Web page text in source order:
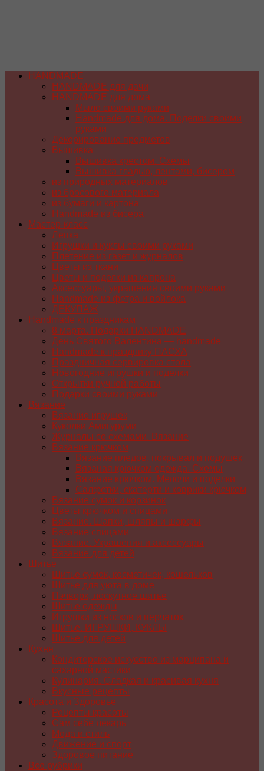
HANDMADE
HANDMADE для дачи
HANDMADE для дома
Мыло своими руками
Handmade для дома. Поделки своими
руками
Декорирование предметов
Вышивка
Вышивка крестом. Схемы
Вышивка гладью, лентами, бисером
из природных материалов
из бросового материала
из бумаги и картона
Handmade из бисера
Мастер-класс
Лепка
Игрушки и куклы своими руками
Плетение из газет и журналов
Цветы из ткани
Цветы и поделки из капрона
Аксессуары, украшения своими руками
Handmade из фетра и войлока
ДЕКУПАЖ
Handmade к праздникам
8 марта. Подарки HANDMADE
День Святого Валентина — handmade
Handmade к празднику ПАСХA
Праздничная сервировка стола
Новогодние игрушки и поделки
Открытки ручной работы
Подарки своими руками
Вязание
Вязание игрушек
Куколки Амигуруми
Журналы со схемами. Вязание
Вязание крючком
Вязание пледов, покрывал и подушек
Вязаная крючком одежда. Схемы
Вязание крючком. Мелочи и поделки
Салфетки, скатерти и коврики крючком
Вязание сумок и корзинок
Цветы крючком и спицами
Вязание. Шапки, шляпы и шарфы
Вязание спицами
Вязание. Украшения и аксессуары
Вязание для детей
Шитье
Шитье сумок, косметичек, кошельков
Шитье для уюта в доме
Пэчворк, лоскутное шитье
Шитье одежды
Игрушки из носков и перчаток
Шитье. ИГРУШКИ, КУКЛЫ
Шитье для детей
Кухня
Кондитерское искусство из марципана и
сахарной мастики
Кулинария. Сладкая и красивая кухня
Вкусные рецепты
Красота и Здоровье
Рецепты красоты
Сам себе лекарь
Мода и стиль
Движение и спорт
Здоровое питание
Все рубрики